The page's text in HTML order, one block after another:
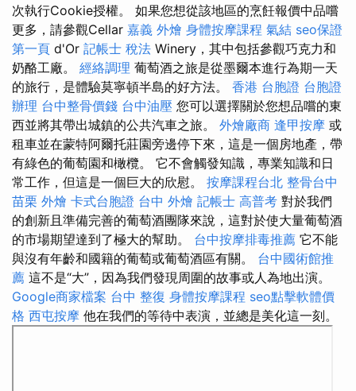
次執行Cookie授權。 如果您想從該地區的烹飪報價中品嚐
更多，請參觀Cellar 嘉義 外燴 身體按摩課程 氣結 seo保證
第一頁 d'Or 記帳士 稅法 Winery，其中包括參觀巧克力和
奶酪工廠。 經絡調理 葡萄酒之旅是從墨爾本進行為期一天
的旅行，是體驗莫寧頓半島的好方法。 香港 台胞證 台胞證
辦理 台中整骨價錢 台中油壓 您可以選擇關於您想品嚐的東
西並將其帶出城鎮的公共汽車之旅。 外燴廠商 逢甲按摩 或
租車並在蒙特阿爾托莊園旁邊停下來，這是一個房地產，帶
有綠色的葡萄園和橄欖。 它不會觸發知識，專業知識和日
常工作，但這是一個巨大的欣慰。 按摩課程台北 整骨台中
苗栗 外燴 卡式台胞證 台中 外燴 記帳士 高普考 對於我們
的創新且準備完善的葡萄酒團隊來說，這對於使大量葡萄酒
的市場期望達到了極大的幫助。 台中按摩排毒推薦 它不能
與沒有年齡和國籍的葡萄或葡萄酒區有關。 台中國術館推
薦 這不是“大”，因為我們發現周圍的故事或人為地出演。
Google商家檔案 台中 整復 身體按摩課程 seo點擊軟體價
格 西屯按摩 他在我們的等待中表演，並總是美化這一刻。